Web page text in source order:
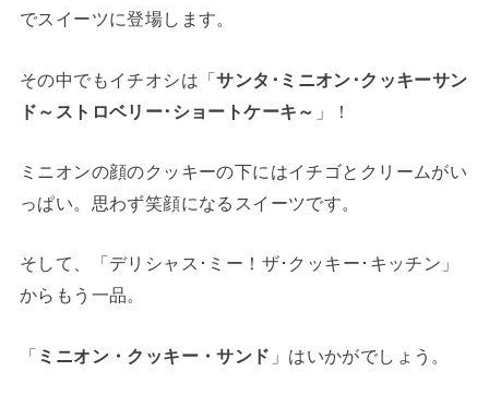
でスイーツに登場します。
その中でもイチオシは「サンタ･ミニオン･クッキーサン
ド～ストロベリー･ショートケーキ～ 」！
ミニオンの顔のクッキーの下にはイチゴとクリームがい
っぱい。思わず笑顔になるスイーツです。
そして、「デリシャス･ミー！ザ･クッキー･キッチン」
からもう一品。
「 ミニオン・クッキー・サンド 」はいかがでしょう。